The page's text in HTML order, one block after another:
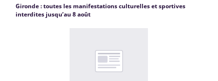
Gironde : toutes les manifestations culturelles et sportives
interdites jusqu’au 8 août